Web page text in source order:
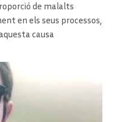
de malalts
en els seus processos,
causa